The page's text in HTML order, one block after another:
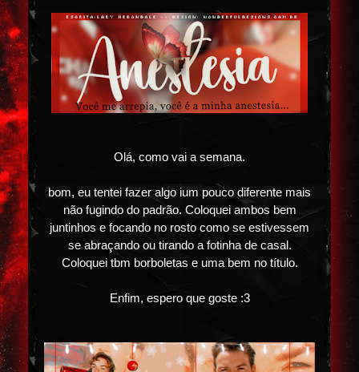
Olá, como vai a semana.
bom, eu tentei fazer algo ium pouco diferente mais
não fugindo do padrão. Coloquei ambos bem
juntinhos e focando no rosto como se estivessem
se abraçando ou tirando a fotinha de casal.
Coloquei tbm borboletas e uma bem no título.
Enfim, espero que goste :3